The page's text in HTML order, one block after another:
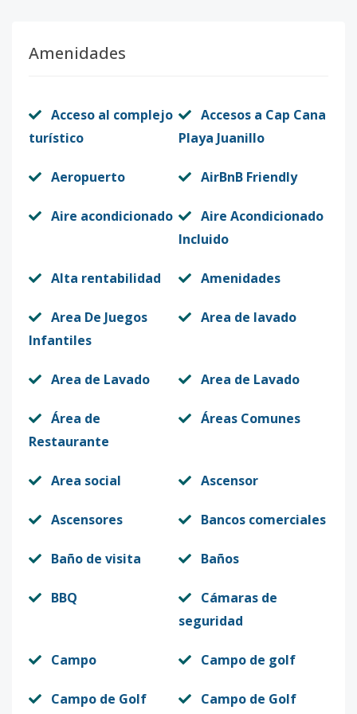
Código 12113-11
Código12113-12
Código 12113-13
Código12113 -1
Amenidades
Acceso al complejo
turístico
Accesos a Cap Cana
Playa Juanillo
Aeropuerto AirBnB Friendly
Aire acondicionado
Aire Acondicionado
Incluido
Alta rentabilidad Amenidades
Area De Juegos
Infantiles
Area de lavado
Area de Lavado Area de Lavado
Área de
Restaurante
Áreas Comunes
Area social Ascensor
Ascensores Bancos comerciales
Baño de visita Baños
BBQ
Cámaras de
seguridad
Campo Campo de golf
Campo de Golf Campo de Golf